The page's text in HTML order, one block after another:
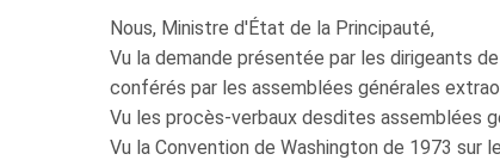
Nous, Ministre d'État de la Principauté,
Vu la demande présentée par les dirigeants
conférés par les assemblées générales
Vu les procès-verbaux desdites assemblées
Vu la Convention de Washington de 1973